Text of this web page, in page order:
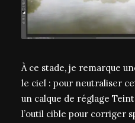
À ce stade, je remarque
le ciel : pour neutraliser
un calque de réglage
l’outil cible pour corriger